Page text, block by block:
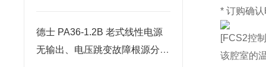
德士 PA36-1.2B 老式线性电源
无输出、电压跳变故障根源分析
* 订购确
[FCS2控
该腔室的